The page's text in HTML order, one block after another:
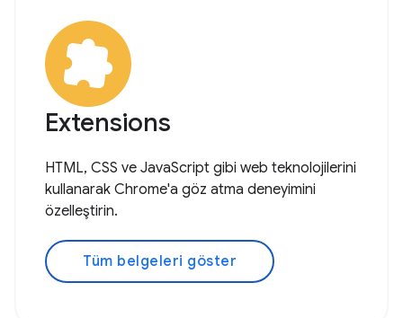
Extensions
HTML, CSS ve JavaScript gibi web teknolojilerini
kullanarak Chrome'a göz atma deneyimini
özelleştirin.
Tüm belgeleri göster